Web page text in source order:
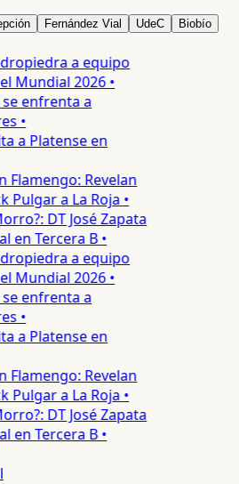
Fernández Vial UdeC Biobío
a equipo
Mundial 2026 •
enfrenta a
•
a Platense en
Revelan
a La Roja •
DT José Zapata
Tercera B •
a equipo
Mundial 2026 •
enfrenta a
•
a Platense en
Revelan
a La Roja •
DT José Zapata
Tercera B •